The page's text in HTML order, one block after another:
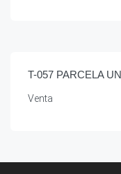
T-057 PARCELA
Venta